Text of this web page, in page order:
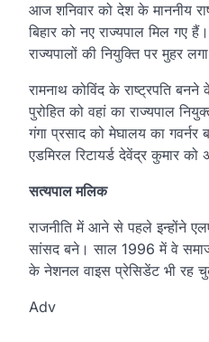
आज शनिवार को देश के माननीय
बिहार को नए राज्यपाल मिल गए
राज्यपालों की नियुक्ति पर मुहर
रामनाथ कोविंद के राष्ट्रपति
पुरोहित को वहां का राज्यपाल
गंगा प्रसाद को मेघालय का गवर्नर
एडमिरल रिटायर्ड देवेंद्र कुमार को
सत्यपाल मलिक
राजनीति में आने से पहले इन्होंने
सांसद बने। साल 1996 में वे
के नेशनल वाइस प्रेसिडेंट भी रह
Adv